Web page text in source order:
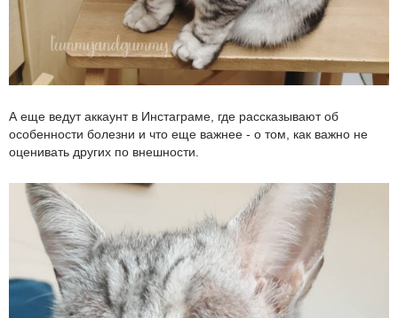
А еще ведут аккаунт в Инстаграме, где рассказывают об
особенности болезни и что еще важнее - о том, как важно не
оценивать других по внешности.